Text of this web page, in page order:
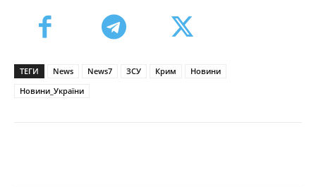
ТЕГИ News News7 ЗСУ Крим
Новини
Новини_України